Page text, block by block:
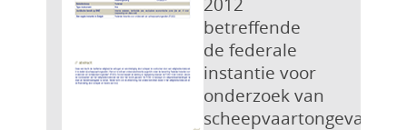
betreffende
de federale
instantie voor
onderzoek van
scheepvaartongevallen